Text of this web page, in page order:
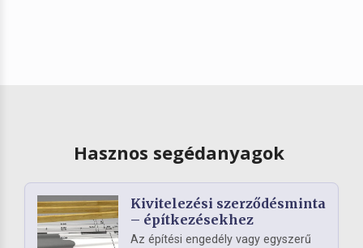
Hasznos segédanyagok
Kivitelezési szerződésminta
– építkezésekhez
Az építési engedély vagy egyszerű